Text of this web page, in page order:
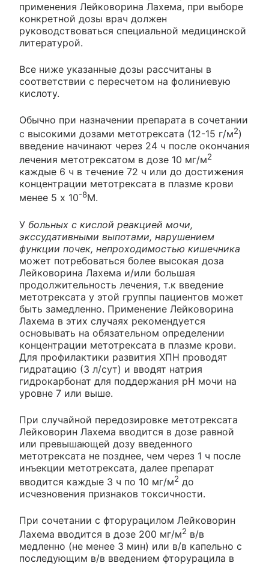
применения Лейковорина Лахема, при выборе
конкретной дозы врач должен
руководствоваться специальной медицинской
литературой.
Все ниже указанные дозы рассчитаны в
соответствии с пересчетом на фолиниевую
кислоту.
Обычно при назначении препарата в сочетании
с высокими дозами метотрексата (12-15 г/м2)
введение начинают через 24 ч после окончания
лечения метотрексатом в дозе 10 мг/м2
каждые 6 ч в течение 72 ч или до достижения
концентрации метотрексата в плазме крови
менее 5 х 10-8М.
У больных с кислой реакцией мочи,
экссудативными выпотами, нарушением
функции почек, непроходимостью кишечника
может потребоваться более высокая доза
Лейковорина Лахема и/или большая
продолжительность лечения, т.к введение
метотрексата у этой группы пациентов может
быть замедленно. Применение Лейковорина
Лахема в этих случаях рекомендуется
основывать на обязательном определении
концентрации метотрексата в плазме крови.
Для профилактики развития ХПН проводят
гидратацию (3 л/сут) и вводят натрия
гидрокарбонат для поддержания рН мочи на
уровне 7 или выше.
При случайной передозировке метотрексата
Лейковорин Лахема вводится в дозе равной
или превышающей дозу введенного
метотрексата не позднее, чем через 1 ч после
инъекции метотрексата, далее препарат
вводится каждые 3 ч по 10 мг/м2 до
исчезновения признаков токсичности.
При сочетании с фторурацилом Лейковорин
Лахема вводится в дозе 200 мг/м2 в/в
медленно (не менее 3 мин) или в/в капельно с
последующим в/в введением фторурацила в